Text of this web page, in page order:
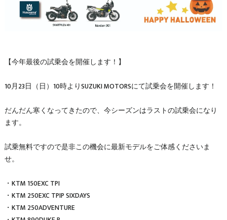
【今年最後の試乗会を開催します！】
10月23日（日）10時よりSUZUKI MOTORSにて試乗会を開催します！
だんだん寒くなってきたので、今シーズンはラストの試乗会になり
ます。
試乗無料ですので是非この機会に最新モデルをご体感くださいま
せ。
・KTM 150EXC TPI
・KTM 250EXC TPIP SIXDAYS
・KTM 250ADVENTURE